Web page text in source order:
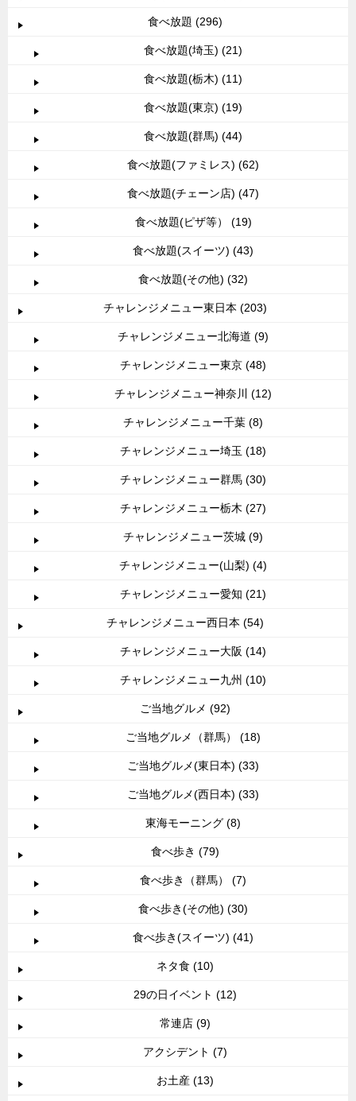
食べ放題 (296)
食べ放題(埼玉) (21)
食べ放題(栃木) (11)
食べ放題(東京) (19)
食べ放題(群馬) (44)
食べ放題(ファミレス) (62)
食べ放題(チェーン店) (47)
食べ放題(ピザ等） (19)
食べ放題(スイーツ) (43)
食べ放題(その他) (32)
チャレンジメニュー東日本 (203)
チャレンジメニュー北海道 (9)
チャレンジメニュー東京 (48)
チャレンジメニュー神奈川 (12)
チャレンジメニュー千葉 (8)
チャレンジメニュー埼玉 (18)
チャレンジメニュー群馬 (30)
チャレンジメニュー栃木 (27)
チャレンジメニュー茨城 (9)
チャレンジメニュー(山梨) (4)
チャレンジメニュー愛知 (21)
チャレンジメニュー西日本 (54)
チャレンジメニュー大阪 (14)
チャレンジメニュー九州 (10)
ご当地グルメ (92)
ご当地グルメ（群馬） (18)
ご当地グルメ(東日本) (33)
ご当地グルメ(西日本) (33)
東海モーニング (8)
食べ歩き (79)
食べ歩き（群馬） (7)
食べ歩き(その他) (30)
食べ歩き(スイーツ) (41)
ネタ食 (10)
29の日イベント (12)
常連店 (9)
アクシデント (7)
お土産 (13)